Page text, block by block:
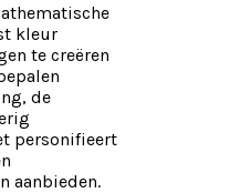
kleur
te creëren
de
personifieert
aanbieden.